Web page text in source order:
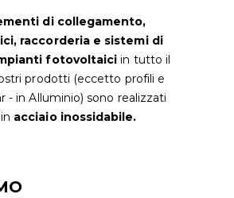
di collegamento,
raccorderia e sistemi di
fotovoltaici in tutto il
prodotti (eccetto profili e
- in Alluminio) sono realizzati
acciaio inossidabile.